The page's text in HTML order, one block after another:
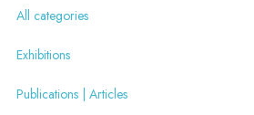
All categories
Exhibitions
Publications | Articles